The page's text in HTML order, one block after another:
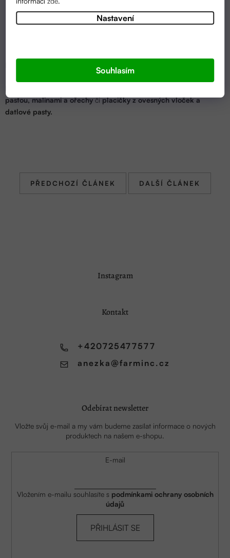
Nastavení
Souhlasím
pastou, malinami a ořechyčiplacičky z ovesných vloček a
datlové pasty.
PŘEDCHOZÍ ČLÁNEK DALŠÍ ČLÁNEK
Instagram
Kontakt
anezka @farminc.cz
+420725477577
Odebírat newsletter
Vložte svůj e-mail a my vám budeme zasílat informace o nových
produktech na našem e-shopu.
E-mail
Vložením e-mailu souhlasíte s podmínkami ochrany osobních
údajů
PŘIHLÁSIT SE